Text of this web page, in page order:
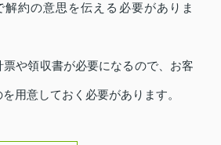
約の意思を伝える必要がありま
や領収書が必要になるので、お客
用意しておく必要があります。